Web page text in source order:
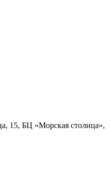
15, БЦ «Морская столица»,